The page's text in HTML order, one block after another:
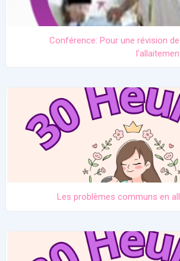
Conférence: Pour une révision
Les problèmes communs en
Les problèmes communs en
Manque